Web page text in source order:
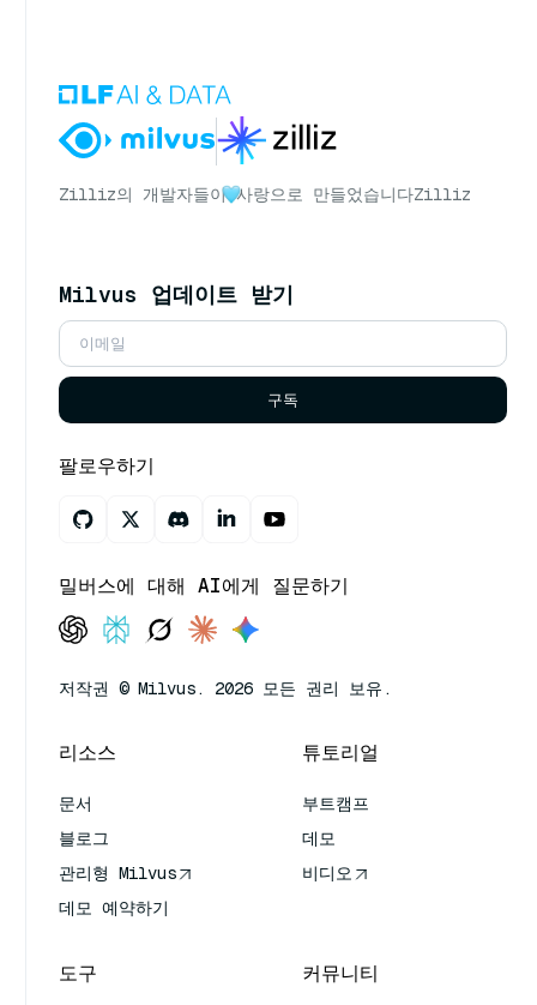
Zilliz의 개발자들이 사랑으로 만들었습니다Zilliz
Milvus 업데이트 받기
구독
팔로우하기
밀버스에 대해 AI에게 질문하기
저작권 © Milvus. 2026 모든 권리 보유.
리소스
문서
블로그
관리형 Milvus
데모 예약하기
튜토리얼
부트캠프
데모
비디오
도구 커뮤니티